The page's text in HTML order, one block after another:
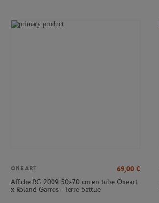
ONEART 69,00 €
Affiche RG 2009 50x70 cm en tube Oneart
x Roland-Garros - Terre battue